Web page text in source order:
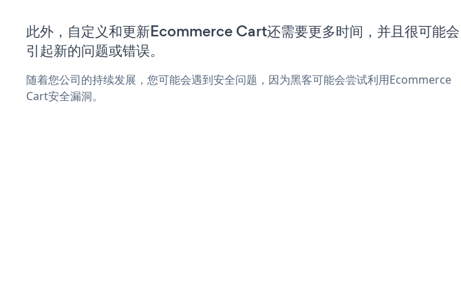
此外，自定义和更新Ecommerce Cart还需要更多时间，并且很可能会
引起新的问题或错误。
随着您公司的持续发展，您可能会遇到安全问题，因为黑客可能会尝试利用Ecommerce
Cart安全漏洞。